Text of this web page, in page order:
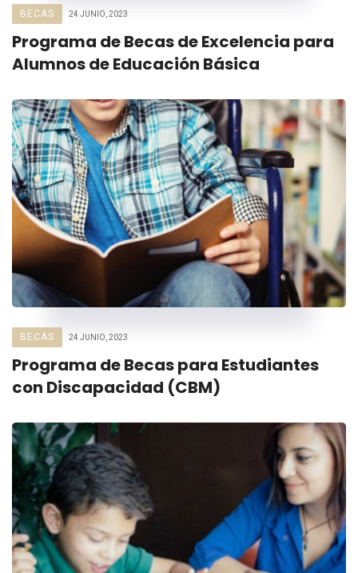
BECAS 24 JUNIO, 2023
Programa de Becas de Excelencia para
Alumnos de Educación Básica
BECAS 24 JUNIO, 2023
Programa de Becas para Estudiantes
con Discapacidad (CBM)